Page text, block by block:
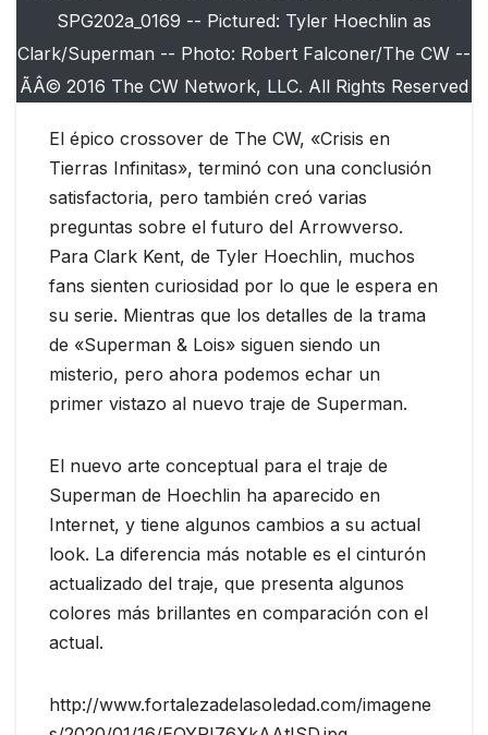
SPG202a_0169 -- Pictured: Tyler Hoechlin as
Clark/Superman -- Photo: Robert Falconer/The CW --
ÃÂ© 2016 The CW Network, LLC. All Rights Reserved
El épico crossover de The CW, «Crisis en
Tierras Infinitas», terminó con una conclusión
satisfactoria, pero también creó varias
preguntas sobre el futuro del Arrowverso.
Para Clark Kent, de Tyler Hoechlin, muchos
fans sienten curiosidad por lo que le espera en
su serie. Mientras que los detalles de la trama
de «Superman & Lois» siguen siendo un
misterio, pero ahora podemos echar un
primer vistazo al nuevo traje de Superman.
El nuevo arte conceptual para el traje de
Superman de Hoechlin ha aparecido en
Internet, y tiene algunos cambios a su actual
look. La diferencia más notable es el cinturón
actualizado del traje, que presenta algunos
colores más brillantes en comparación con el
actual.
http://www.fortalezadelasoledad.com/imagene